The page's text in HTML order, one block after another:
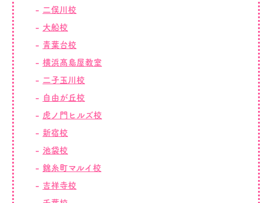
二俣川校
大船校
青葉台校
横浜髙島屋教室
二子玉川校
自由が丘校
虎ノ門ヒルズ校
新宿校
池袋校
錦糸町マルイ校
吉祥寺校